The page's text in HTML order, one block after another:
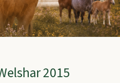
2015